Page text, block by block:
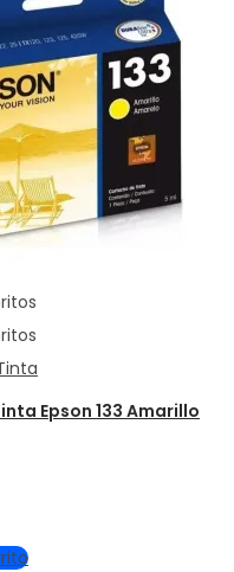
Epson 133 Amarillo